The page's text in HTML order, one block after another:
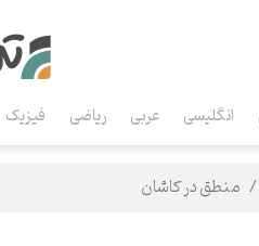
انگلیسی عربی ریاضی فیزیک
منطق در کاشان